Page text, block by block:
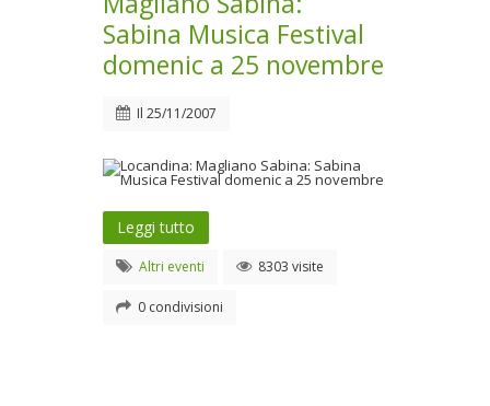
Sabina Musica Festival
domenic a 25 novembre
Il 25/11/2007
Leggi tutto
Altri eventi 8303 visite
0 condivisioni